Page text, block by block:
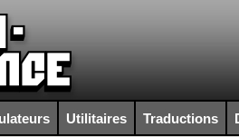
Utilitaires Traductions